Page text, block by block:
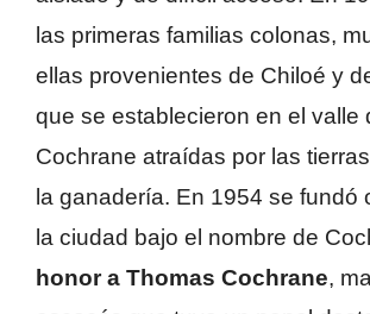
las primeras familias colonas,
ellas provenientes de Chiloé y
que se establecieron en el valle
Cochrane atraídas por las
la ganadería. En 1954 se fundó
la ciudad bajo el nombre de
honor a Thomas Cochrane,